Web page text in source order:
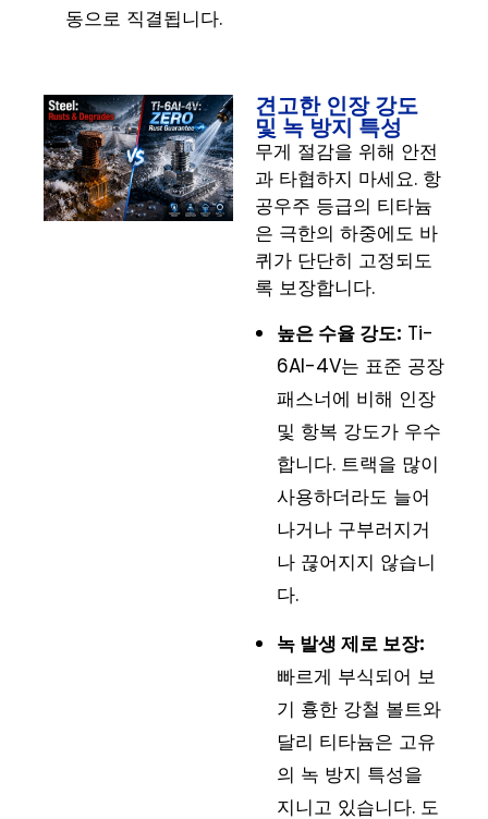
동으로 직결됩니다.
견고한 인장 강도
및 녹 방지 특성
무게 절감을 위해 안전
과 타협하지 마세요. 항
공우주 등급의 티타늄
은 극한의 하중에도 바
퀴가 단단히 고정되도
록 보장합니다.
높은 수율 강도: Ti-
6Al-4V는 표준 공장
패스너에 비해 인장
및 항복 강도가 우수
합니다. 트랙을 많이
사용하더라도 늘어
나거나 구부러지거
나 끊어지지 않습니
다.
녹 발생 제로 보장:
빠르게 부식되어 보
기 흉한 강철 볼트와
달리 티타늄은 고유
의 녹 방지 특성을
지니고 있습니다. 도